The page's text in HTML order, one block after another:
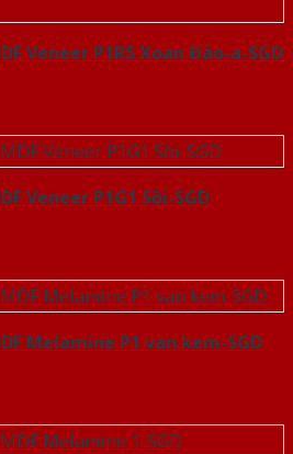
Veneer P1R5 Xoan Đào-a-SGD
Veneer P1G1 Sồi-SGD
Melamine P1 van kem-SGD